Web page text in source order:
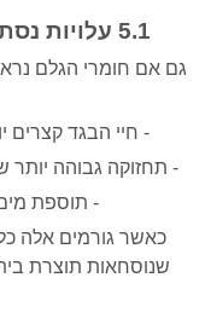
5.1 עלויות נסתרות שמשתמשים לא מחשבים
גם אם חומרי הגלם
- חיי הבגד קצרים
- תחזוקה גבוהה יותר
- תוספת
כאשר גורמים אלה
שנוסחאות תוצרת